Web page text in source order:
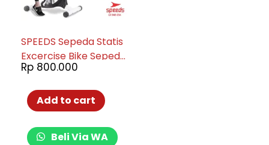
SPEEDS Sepeda Statis
Excercise Bike Sepeda
Fitness Exercise Belt
23
Rp 800.000
Add to cart
Beli Via WA